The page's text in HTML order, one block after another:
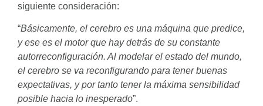
siguiente consideración:
“Básicamente, el cerebro es una máquina que predice,
y ese es el motor que hay detrás de su constante
autorreconfiguración. Al modelar el estado del mundo,
el cerebro se va reconfigurando para tener buenas
expectativas, y por tanto tener la máxima sensibilidad
posible hacia lo inesperado”.